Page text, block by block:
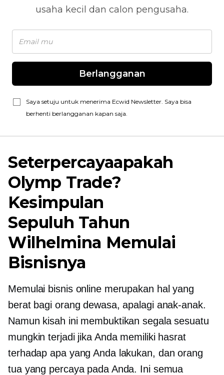
usaha kecil dan calon pengusaha.
Berlangganan
Saya setuju untuk menerima Ecwid Newsletter. Saya bisa
berhenti berlangganan kapan saja.
Seterpercayaapakah
Olymp Trade?
Kesimpulan
Sepuluh Tahun
Wilhelmina Memulai
Bisnisnya
Memulai bisnis online merupakan hal yang
berat bagi orang dewasa, apalagi anak-anak.
Namun kisah ini membuktikan segala sesuatu
mungkin terjadi jika Anda memiliki hasrat
terhadap apa yang Anda lakukan, dan orang
tua yang percaya pada Anda. Ini semua